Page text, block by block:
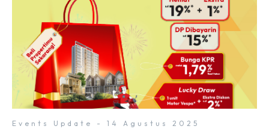
Events Update - 14 Agustus 2025